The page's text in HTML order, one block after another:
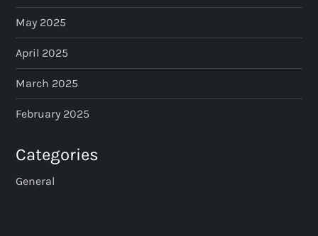
May 2025
April 2025
March 2025
February 2025
Categories
General